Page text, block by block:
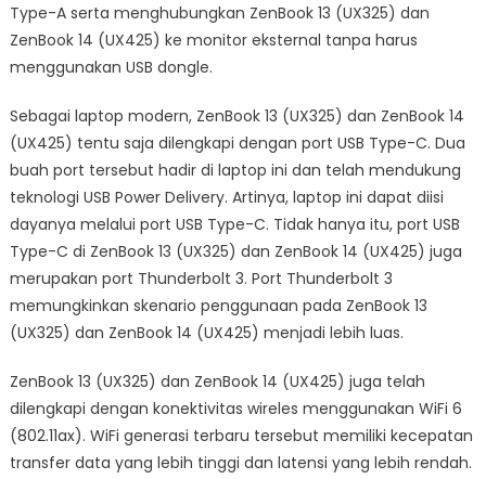
Type-A serta menghubungkan ZenBook 13 (UX325) dan
ZenBook 14 (UX425) ke monitor eksternal tanpa harus
menggunakan USB dongle.
Sebagai laptop modern, ZenBook 13 (UX325) dan ZenBook 14
(UX425) tentu saja dilengkapi dengan port USB Type-C. Dua
buah port tersebut hadir di laptop ini dan telah mendukung
teknologi USB Power Delivery. Artinya, laptop ini dapat diisi
dayanya melalui port USB Type-C. Tidak hanya itu, port USB
Type-C di ZenBook 13 (UX325) dan ZenBook 14 (UX425) juga
merupakan port Thunderbolt 3. Port Thunderbolt 3
memungkinkan skenario penggunaan pada ZenBook 13
(UX325) dan ZenBook 14 (UX425) menjadi lebih luas.
ZenBook 13 (UX325) dan ZenBook 14 (UX425) juga telah
dilengkapi dengan konektivitas wireles menggunakan WiFi 6
(802.11ax). WiFi generasi terbaru tersebut memiliki kecepatan
transfer data yang lebih tinggi dan latensi yang lebih rendah.